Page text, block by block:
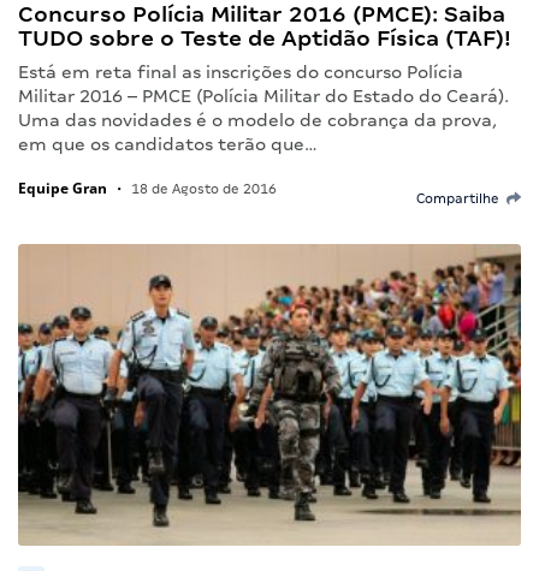
Concurso Polícia Militar 2016 (PMCE): Saiba
TUDO sobre o Teste de Aptidão Física (TAF)!
Está em reta final as inscrições do concurso Polícia
Militar 2016 – PMCE (Polícia Militar do Estado do Ceará).
Uma das novidades é o modelo de cobrança da prova,
em que os candidatos terão que…
Equipe Gran • 18 de Agosto de 2016
Compartilhe